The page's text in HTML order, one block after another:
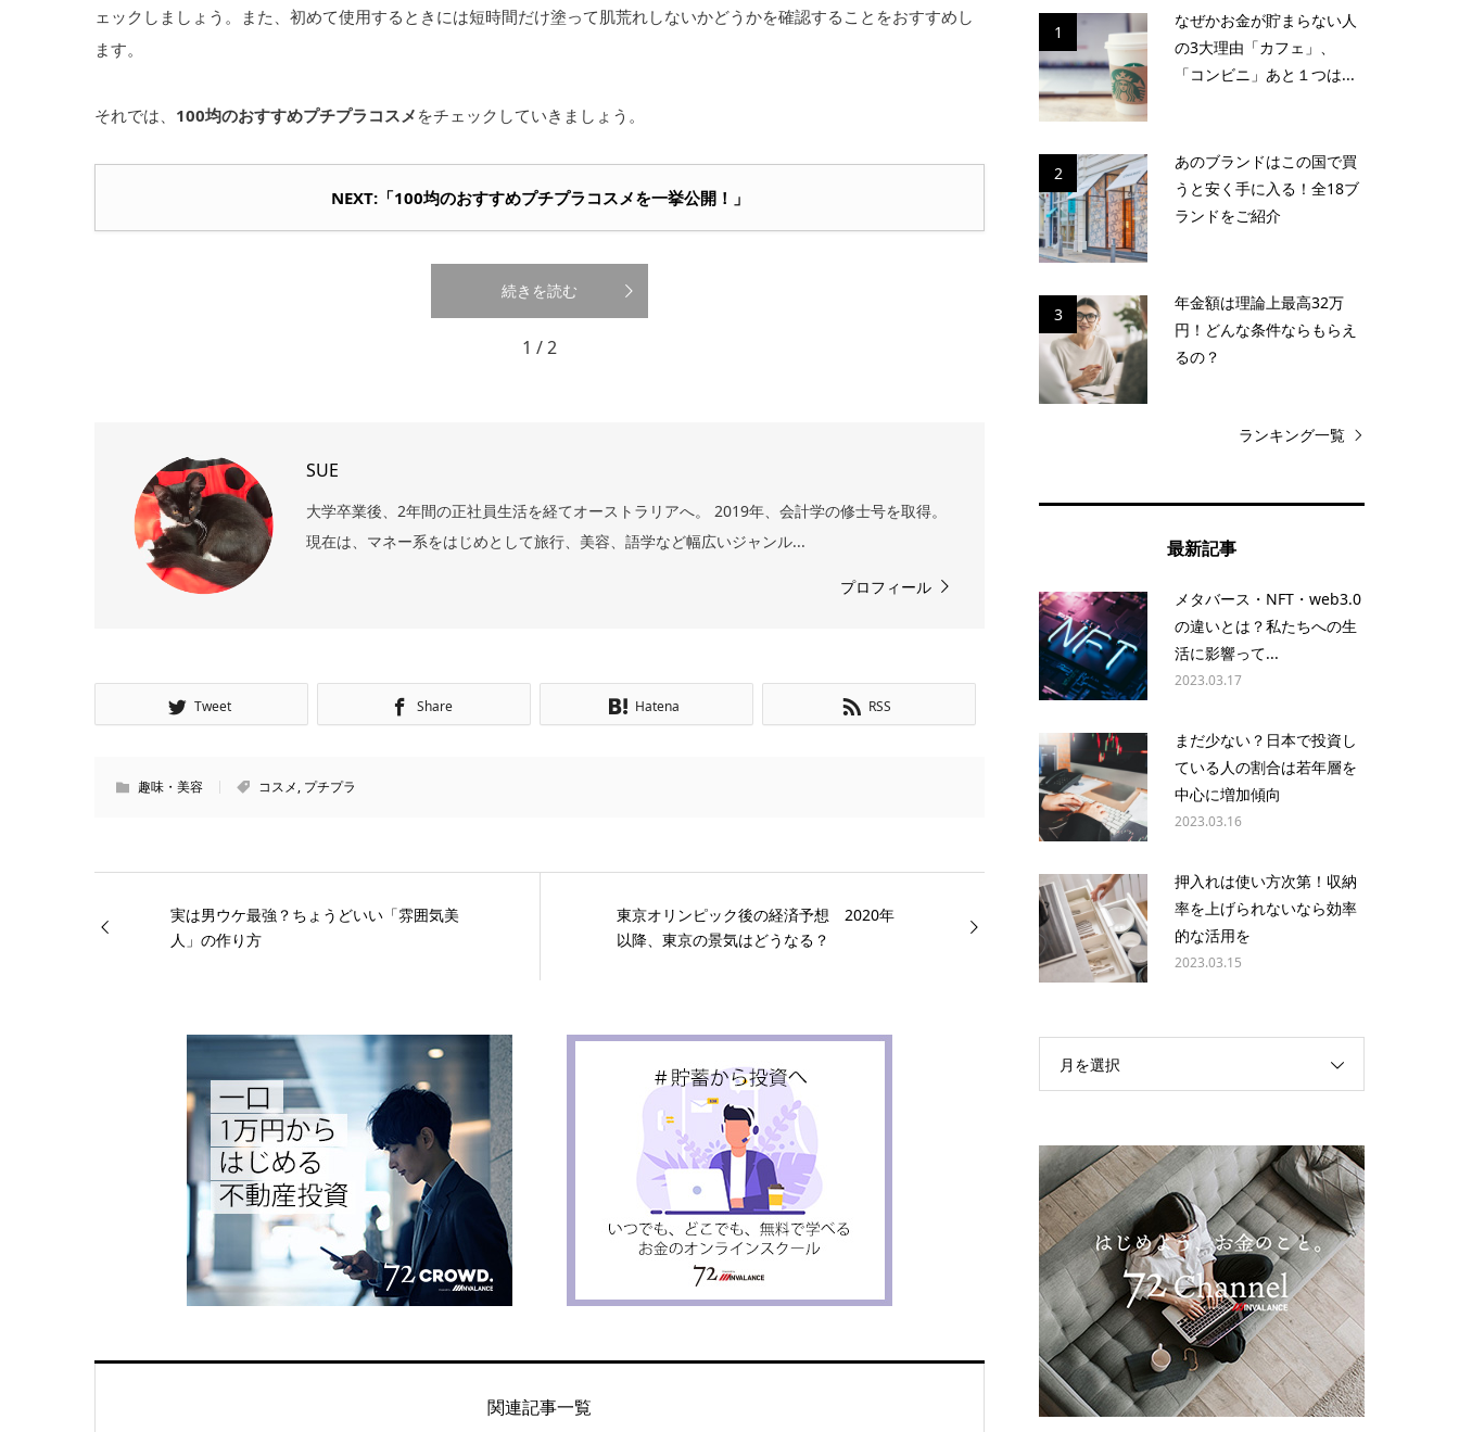
ェックしましょう。また、初めて使用するときには短時間だけ塗って肌荒れしないかどうかを確認することをおすすめし
ます。
それでは、 100均のおすすめプチプラコスメ をチェックしていきましょう。
NEXT:「100均のおすすめプチプラコスメを一挙公開！」
続きを読む
1 / 2
SUE
大学卒業後、2年間の正社員生活を経てオーストラリアへ。 2019年、会計学の修士号を取得。
現在は、マネー系をはじめとして旅行、美容、語学など幅広いジャンル...
プロフィール
Tweet Share Hatena RSS
趣味・美容 コスメ, プチプラ
実は男ウケ最強？ちょうどいい「雰囲気美
人」の作り方
東京オリンピック後の経済予想 2020年
以降、東京の景気はどうなる？
関連記事一覧
1
なぜかお金が貯まらない人
の3大理由「カフェ」、
「コンビニ」あと１つは...
2
あのブランドはこの国で買
うと安く手に入る！全18ブ
ランドをご紹介
3
年金額は理論上最高32万
円！どんな条件ならもらえ
るの？
ランキング一覧
最新記事
メタバース・NFT・web3.0
の違いとは？私たちへの生
活に影響って...
2023.03.17
まだ少ない？日本で投資し
ている人の割合は若年層を
中心に増加傾向
2023.03.16
押入れは使い方次第！収納
率を上げられないなら効率
的な活用を
2023.03.15
月を選択